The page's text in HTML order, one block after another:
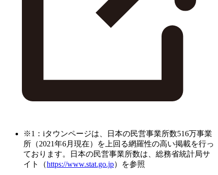
※1：iタウンページは、日本の民営事業所数516万事業
所（2021年6月現在）を上回る網羅性の高い掲載を行っ
ております。日本の民営事業所数は、総務省統計局サ
イト（https://www.stat.go.jp）を参照